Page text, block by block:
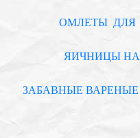
ОМЛЕТЫ ДЛЯ
ЯИЧНИЦЫ НА
ЗАБАВНЫЕ